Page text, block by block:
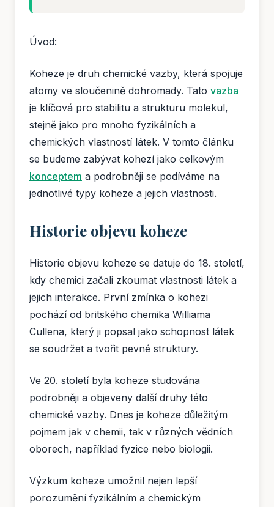
Úvod:
Koheze je druh chemické vazby, která spojuje
atomy ve sloučenině dohromady. Tato vazba
je klíčová pro stabilitu a strukturu molekul,
stejně jako pro mnoho fyzikálních a
chemických vlastností látek. V tomto článku
se budeme zabývat kohezí jako celkovým
konceptem a podrobněji se podíváme na
jednotlivé typy koheze a jejich vlastnosti.
Historie objevu koheze
Historie objevu koheze se datuje do 18. století,
kdy chemici začali zkoumat vlastnosti látek a
jejich interakce. První zmínka o kohezi
pochází od britského chemika Williama
Cullena, který ji popsal jako schopnost látek
se soudržet a tvořit pevné struktury.
Ve 20. století byla koheze studována
podrobněji a objeveny další druhy této
chemické vazby. Dnes je koheze důležitým
pojmem jak v chemii, tak v různých vědních
oborech, například fyzice nebo biologii.
Výzkum koheze umožnil nejen lepší
porozumění fyzikálním a chemickým